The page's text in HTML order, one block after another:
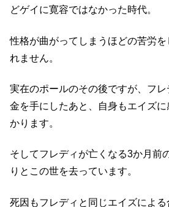
どゲイに寛容ではなかった時代。
性格が曲がってしまうほどの苦労
れません。
実在のポールのその後ですが、フ
金を手にしたあと、自身もエイズ
かります。
そしてフレディが亡くなる3か月前
りとこの世を去っています。
死因もフレディと同じエイズによる